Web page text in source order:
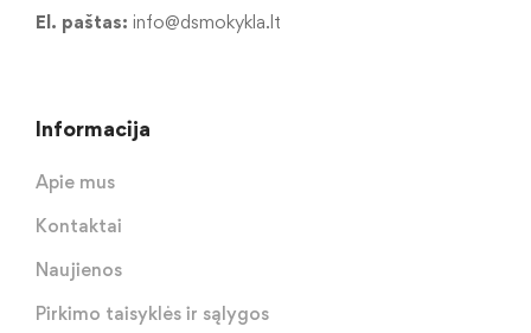
El. paštas: info@dsmokykla.lt
Informacija
Apie mus
Kontaktai
Naujienos
Pirkimo taisyklės ir sąlygos